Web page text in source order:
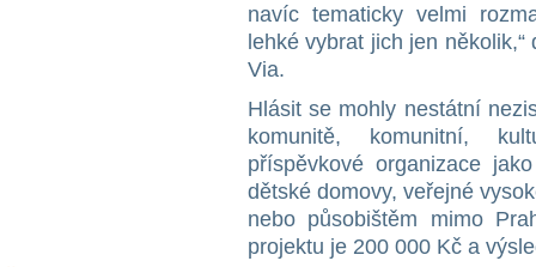
navíc tematicky velmi
lehké vybrat jich jen
Via.
Hlásit se mohly nestátní
komunitě, komunitní,
příspěvkové organizace
dětské domovy, veřejné
nebo působištěm mimo
projektu je 200 000 Kč a